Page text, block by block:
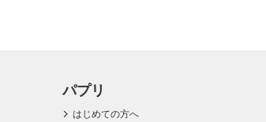
パプリ
はじめての方へ